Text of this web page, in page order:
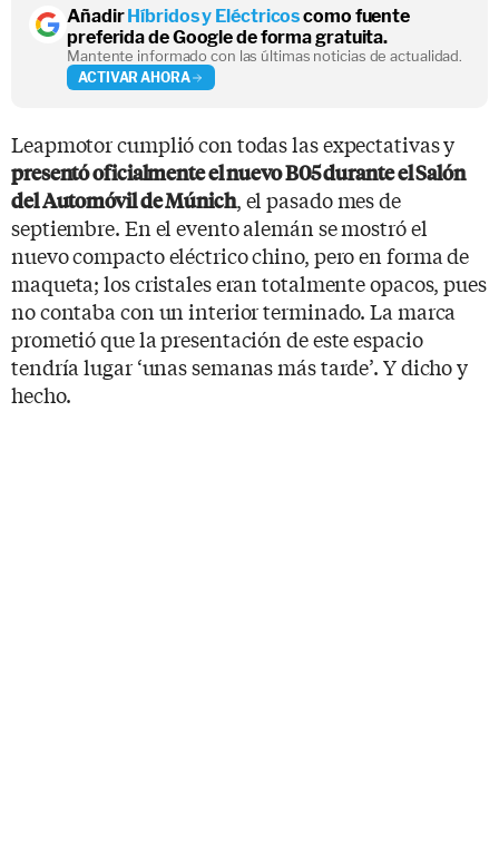
AñadirHíbridos y Eléctricoscomo fuente
preferida de Google de forma gratuita.
Mantente informado con las últimas noticias de actualidad.
ACTIVAR AHORA
Leapmotor cumplió con todas las expectativas y
presentó oficialmente el nuevo B05 durante el Salón
del Automóvil de Múnich, el pasado mes de
septiembre. En el evento alemán se mostró el
nuevo compacto eléctrico chino, pero en forma de
maqueta; los cristales eran totalmente opacos, pues
no contaba con un interior terminado. La marca
prometió que la presentación de este espacio
tendría lugar ‘unas semanas más tarde’. Y dicho y
hecho.